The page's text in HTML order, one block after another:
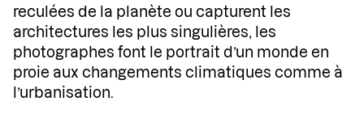
reculées de la planète ou capturent les
architectures les plus singulières, les
photographes font le portrait d’un monde en
proie aux changements climatiques comme à
l’urbanisation.